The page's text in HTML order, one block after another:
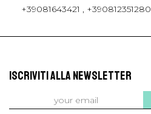
+39081643421 , +390812351280
ISCRIVITI ALLA NEWSLETTER